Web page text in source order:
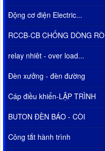
Động cơ điện Electric...
RCCB-CB CHỐNG DÒNG RÒ
relay nhiêt - over load...
Đèn xưởng - đèn đường
Cáp điều khiển-LẬP TRÌNH
BUTON ĐÈN BÁO - CÒI
Công tắt hành trình